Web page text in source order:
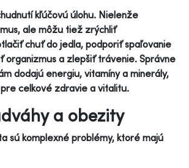
kľúčovú úlohu. Nielenže
ale môžu tiež zrýchliť
chuť do jedla, podporiť spaľovanie
organizmus a zlepšiť trávenie. Správne
dodajú energiu, vitamíny a minerály,
celkové zdravie a vitalitu.
a obezity
sú komplexné problémy, ktoré majú